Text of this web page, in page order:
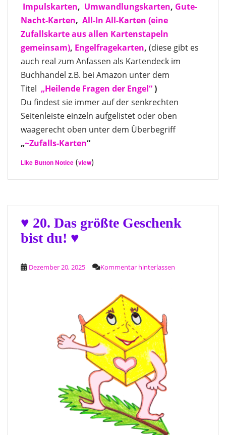
Impulskarten, Umwandlungskarten, Gute-
Nacht-Karten, All-In All-Karten (eine
Zufallskarte aus allen Kartenstapeln
gemeinsam), Engelfragekarten, (diese gibt es
auch real zum Anfassen als Kartendeck im
Buchhandel z.B. bei Amazon unter dem
Titel „Heilende Fragen der Engel“)
Du findest sie immer auf der senkrechten
Seitenleiste einzeln aufgelistet oder oben
waagerecht oben unter dem Überbegriff
„~Zufalls-Karten“
Like Button Notice (view)
♥ 20. Das größte Geschenk
bist du! ♥
Dezember 20, 2025 Kommentar hinterlassen